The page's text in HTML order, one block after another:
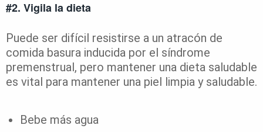
#2. Vigila la dieta
Puede ser difícil resistirse a un atracón de
comida basura inducida por el síndrome
premenstrual, pero mantener una dieta saludable
es vital para mantener una piel limpia y saludable.
Bebe más agua